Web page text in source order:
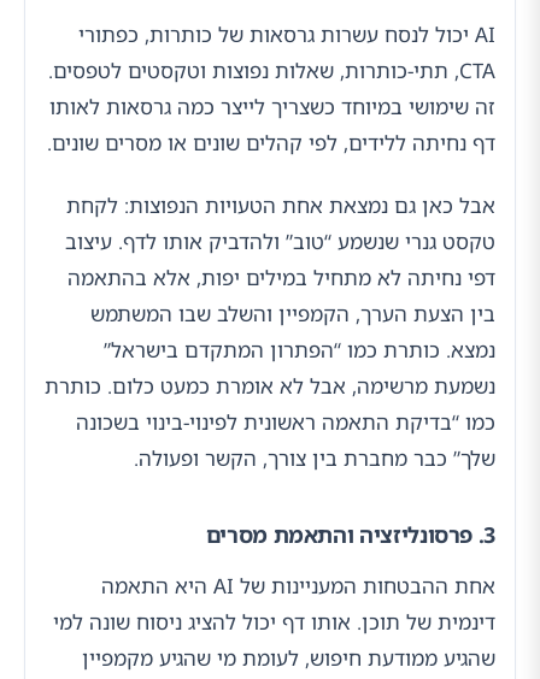
AI יכול לנסח עשרות גרסאות של כותרות, כפתורי
CTA, תתי-כותרות, שאלות נפוצות וטקסטים לטפסים.
זה שימושי במיוחד כשצריך לייצר כמה גרסאות לאותו
דף נחיתה ללידים, לפי קהלים שונים או מסרים שונים.
אבל כאן גם נמצאת אחת הטעויות הנפוצות: לקחת
טקסט גנרי שנשמע “טוב” ולהדביק אותו לדף. עיצוב
דפי נחיתה לא מתחיל במילים יפות, אלא בהתאמה
בין הצעת הערך, הקמפיין והשלב שבו המשתמש
נמצא. כותרת כמו “הפתרון המתקדם בישראל”
נשמעת מרשימה, אבל לא אומרת כמעט כלום. כותרת
כמו “בדיקת התאמה ראשונית לפינוי-בינוי בשכונה
שלך” כבר מחברת בין צורך, הקשר ופעולה.
3. פרסונליזציה והתאמת מסרים
אחת ההבטחות המעניינות של AI היא התאמה
דינמית של תוכן. אותו דף יכול להציג ניסוח שונה למי
שהגיע ממודעת חיפוש, לעומת מי שהגיע מקמפיין